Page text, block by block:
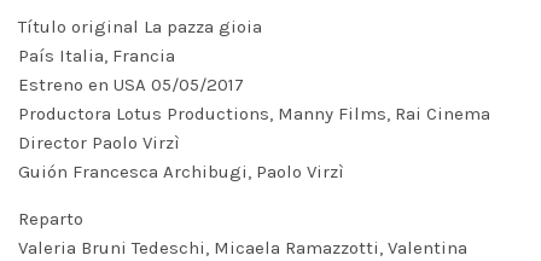
Título original La pazza gioia
País Italia, Francia
Estreno en USA 05/05/2017
Productora Lotus Productions, Manny Films, Rai Cinema
Director Paolo Virzì
Guión Francesca Archibugi, Paolo Virzì
Reparto
Valeria Bruni Tedeschi, Micaela Ramazzotti, Valentina